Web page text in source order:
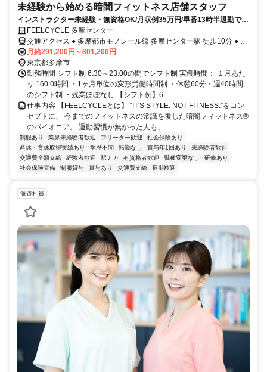
未経験から始める暗闇フィットネス店舗スタッフ
インストラクター未経験・無資格OK/月収例35万円/早番13時半退勤でプ
ライベート充実
FEELCYCLE 多摩センター
交通アクセス ● 多摩都市モノレール線 多摩センター駅 徒歩10分 ● 京
王相模原線 京王多摩センター駅 中央口改札 徒歩12分
月給291,200円～801,200円
東京都多摩市
勤務時間 シフト制 6:30～23:00の間でシフト制 実働時間： １月あた
り 160.0時間 ・1ヶ月単位の変形労働時間制 ・休憩60分・週40時間
のシフト制 ・残業ほぼなし 【シフト例】6...
仕事内容 【FEELCYCLEとは】 “IT'S STYLE. NOT FITNESS.”をコン
セプトに、 今までのフィットネスの常識を覆した暗闇フィットネス®
のパイオニア。 運動習慣が無かった人も、...
制服あり 業界未経験者歓迎 フリーター歓迎
社会保険あり
産休・育休取得実績あり
学歴不問 転勤なし 賞与年1回あり
未経験者歓迎
交通費全額支給
経験者歓迎 駅ナカ 有資格者歓迎 職種変更なし
研修あり
社会保険完備
制服貸与 賞与あり 交通費支給 長期歓迎
派遣社員